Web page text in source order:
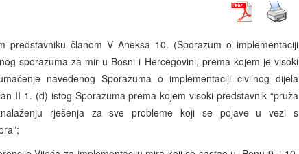
predstavniku članom V Aneksa 10. (Sporazum o implementaciji
sporazuma za mir u Bosni i Hercegovini, prema kojem je visoki
navedenog Sporazuma o implementaciji civilnog dijela
II 1. (d) istog Sporazuma prema kojem visoki predstavnik “pruža
rješenja za sve probleme koji se pojave u vezi s